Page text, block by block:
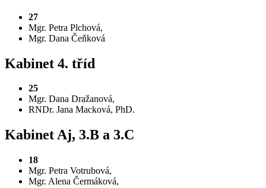
27
Mgr. Petra Plchová,
Mgr. Dana Čeňková
Kabinet 4. tříd
25
Mgr. Dana Dražanová,
RNDr. Jana Macková, PhD.
Kabinet Aj, 3.B a 3.C
18
Mgr. Petra Votrubová,
Mgr. Alena Čermáková,